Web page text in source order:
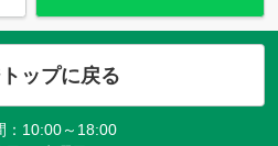
ップに戻る
：10:00～18:00